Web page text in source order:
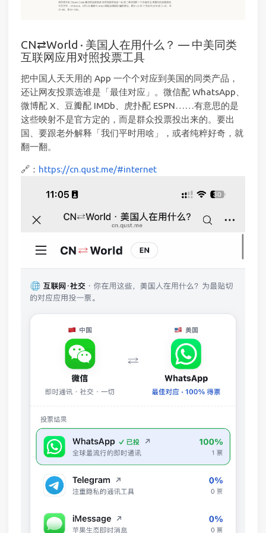
CN⇄World · 美国人在用什么？ — 中美同类
互联网应用对照投票工具
把中国人天天用的 App 一个个对应到美国的同类产品，
还让网友投票选谁是「最佳对应」。微信配 WhatsApp、
微博配 X、豆瓣配 IMDb、虎扑配 ESPN……有意思的是
这些映射不是官方定的，而是群众投票投出来的。要出
国、要跟老外解释「我们平时用啥」，或者纯粹好奇，就
翻一翻。
🔗： https://cn.qust.me/#internet